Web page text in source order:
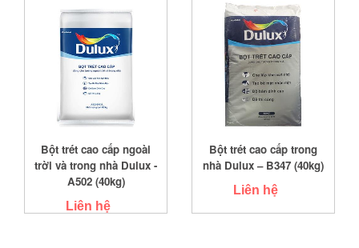
Bột trét cao cấp ngoài
trời và trong nhà Dulux -
A502 (40kg)
Liên hệ
Bột trét cao cấp trong
nhà Dulux – B347 (40kg)
Liên hệ